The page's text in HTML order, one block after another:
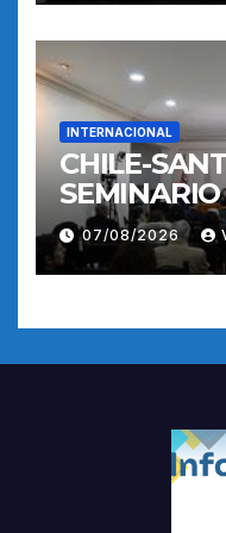
INTERNACIONAL
CHILE-
SEMINARIO
07/08/2026